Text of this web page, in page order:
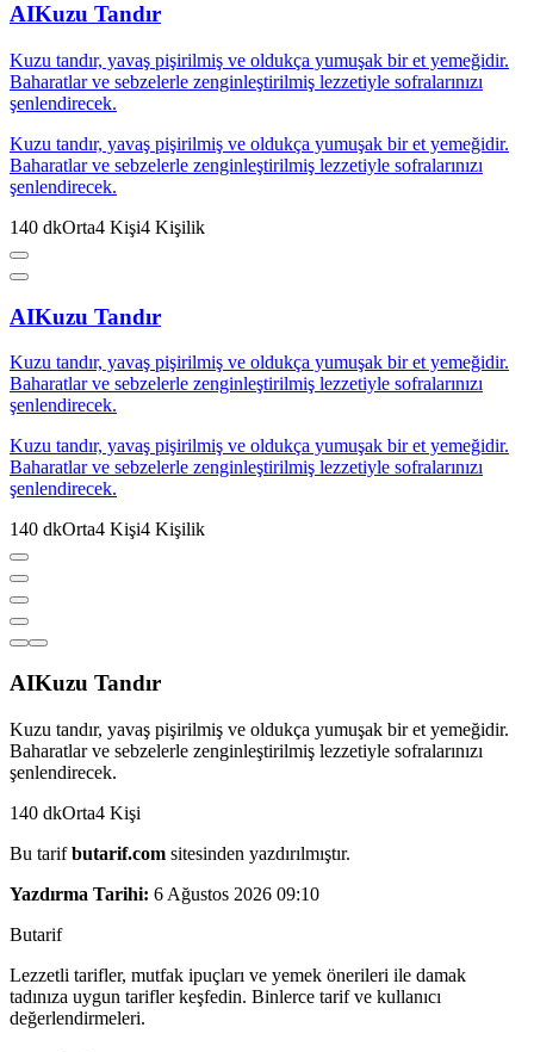
AIKuzu Tandır
Kuzu tandır, yavaş pişirilmiş ve oldukça yumuşak bir et yemeğidir.
Baharatlar ve sebzelerle zenginleştirilmiş lezzetiyle sofralarınızı
şenlendirecek.
Kuzu tandır, yavaş pişirilmiş ve oldukça yumuşak bir et yemeğidir.
Baharatlar ve sebzelerle zenginleştirilmiş lezzetiyle sofralarınızı
şenlendirecek.
140 dkOrta4 Kişi4 Kişilik
AIKuzu Tandır
Kuzu tandır, yavaş pişirilmiş ve oldukça yumuşak bir et yemeğidir.
Baharatlar ve sebzelerle zenginleştirilmiş lezzetiyle sofralarınızı
şenlendirecek.
Kuzu tandır, yavaş pişirilmiş ve oldukça yumuşak bir et yemeğidir.
Baharatlar ve sebzelerle zenginleştirilmiş lezzetiyle sofralarınızı
şenlendirecek.
140 dkOrta4 Kişi4 Kişilik
AIKuzu Tandır
Kuzu tandır, yavaş pişirilmiş ve oldukça yumuşak bir et yemeğidir.
Baharatlar ve sebzelerle zenginleştirilmiş lezzetiyle sofralarınızı
şenlendirecek.
140 dkOrta4 Kişi
Bu tarifbutarif.com sitesinden yazdırılmıştır.
Yazdırma Tarihi: 6 Ağustos 2026 09:10
Butarif
Lezzetli tarifler, mutfak ipuçları ve yemek önerileri ile damak
tadınıza uygun tarifler keşfedin. Binlerce tarif ve kullanıcı
değerlendirmeleri.